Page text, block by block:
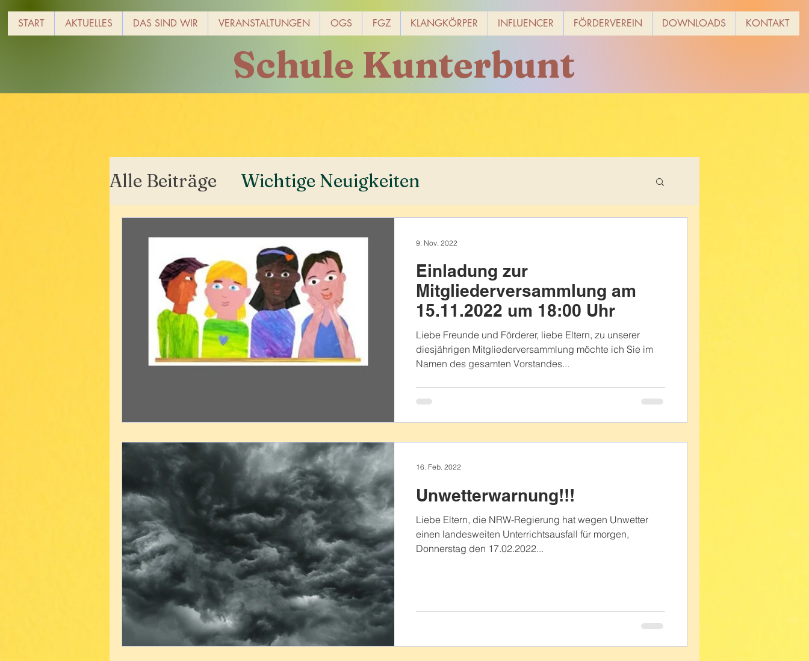
START AKTUELLES DAS SIND WIR VERANSTALTUNGEN OGS FGZ KLANGKÖRPER INFLUENCER FÖRDERVEREIN DOWNLOADS KONTAKT
Schule Kunterbunt
Alle Beiträge Wichtige Neuigkeiten
Einladung zur
Mitgliederversammlung am
15.11.2022 um 18:00 Uhr
Liebe Freunde und Förderer, liebe Eltern, zu unserer
diesjährigen Mitgliederversammlung möchte ich Sie im
Namen des gesamten Vorstandes...
9. Nov. 2022
Unwetterwarnung!!!
Liebe Eltern, die NRW-Regierung hat wegen Unwetter
einen landesweiten Unterrichtsausfall für morgen,
Donnerstag den 17.02.2022...
16. Feb. 2022